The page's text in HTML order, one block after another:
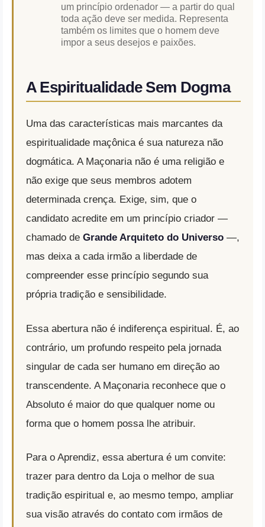
um princípio ordenador — a partir do qual
toda ação deve ser medida. Representa
também os limites que o homem deve
impor a seus desejos e paixões.
A Espiritualidade Sem Dogma
Uma das características mais marcantes da
espiritualidade maçônica é sua natureza não
dogmática. A Maçonaria não é uma religião e
não exige que seus membros adotem
determinada crença. Exige, sim, que o
candidato acredite em um princípio criador —
chamado de Grande Arquiteto do Universo—,
mas deixa a cada irmão a liberdade de
compreender esse princípio segundo sua
própria tradição e sensibilidade.
Essa abertura não é indiferença espiritual. É, ao
contrário, um profundo respeito pela jornada
singular de cada ser humano em direção ao
transcendente. A Maçonaria reconhece que o
Absoluto é maior do que qualquer nome ou
forma que o homem possa lhe atribuir.
Para o Aprendiz, essa abertura é um convite:
trazer para dentro da Loja o melhor de sua
tradição espiritual e, ao mesmo tempo, ampliar
sua visão através do contato com irmãos de